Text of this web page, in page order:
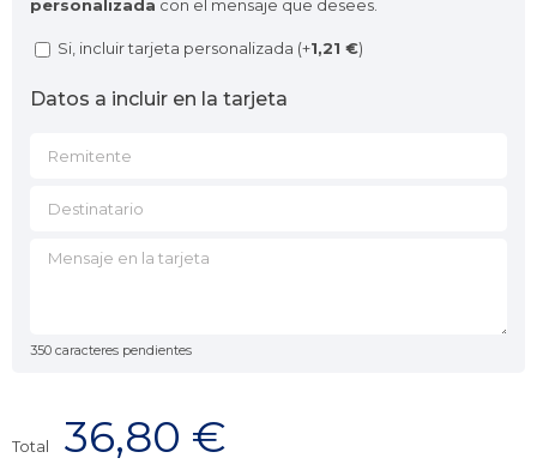
personalizada con el mensaje que desees.
Si, incluir tarjeta personalizada (+1,21 €)
Datos a incluir en la tarjeta
350 caracteres pendientes
Total 36,80 €